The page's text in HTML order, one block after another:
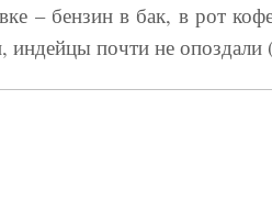
– бензин в бак, в рот
индейцы почти не опоздали